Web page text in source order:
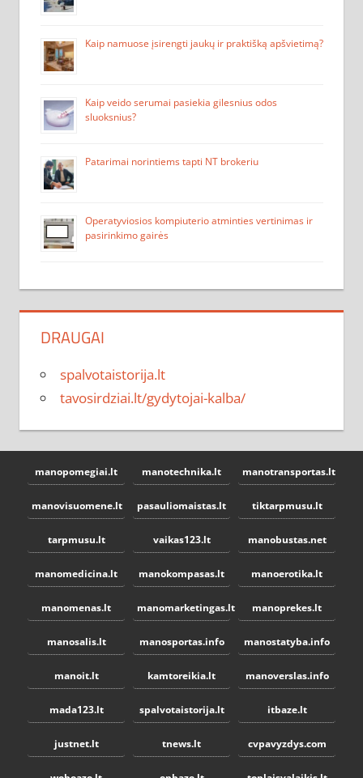
Kaip namuose įsirengti jaukų ir praktišką apšvietimą?
Kaip veido serumai pasiekia gilesnius odos
sluoksnius?
Patarimai norintiems tapti NT brokeriu
Operatyviosios kompiuterio atminties vertinimas ir
pasirinkimo gairės
DRAUGAI
spalvotaistorija.lt
tavosirdziai.lt/gydytojai-kalba/
manopomegiai.lt manotechnika.lt manotransportas.lt
manovisuomene.lt pasauliomaistas.lt tiktarpmusu.lt
tarpmusu.lt vaikas123.lt manobustas.net
manomedicina.lt manokompasas.lt manoerotika.lt
manomenas.lt manomarketingas.lt manoprekes.lt
manosalis.lt manosportas.info manostatyba.info
manoit.lt kamtoreikia.lt manoverslas.info
mada123.lt spalvotaistorija.lt itbaze.lt
justnet.lt tnews.lt cvpavyzdys.com